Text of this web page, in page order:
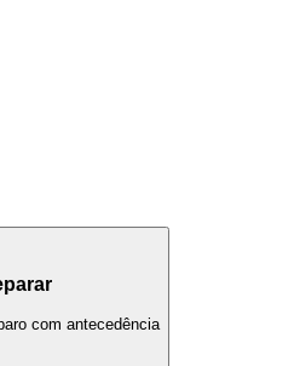
com antecedência